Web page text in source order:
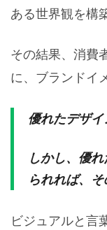
ある世界観を構
その結果、消費
に、ブランドイ
優れたデザイ
しかし、優
られれば、そ
ビジュアルと言